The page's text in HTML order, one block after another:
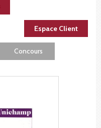
Espace Client
Concours